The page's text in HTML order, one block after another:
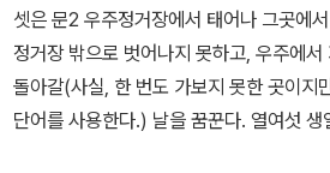
셋은 문2 우주정거장에서 태어나 그곳에
정거장 밖으로 벗어나지 못하고, 우주에
돌아갈(사실, 한 번도 가보지 못한 곳이지
단어를 사용한다.) 날을 꿈꾼다. 열여섯 생